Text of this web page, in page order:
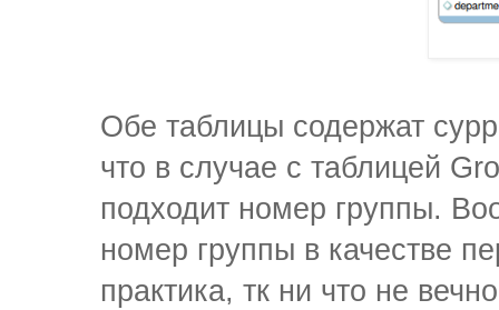
Обе таблицы содержат
что в случае с таблицей
подходит номер группы.
номер группы в качестве
практика, тк ни что не